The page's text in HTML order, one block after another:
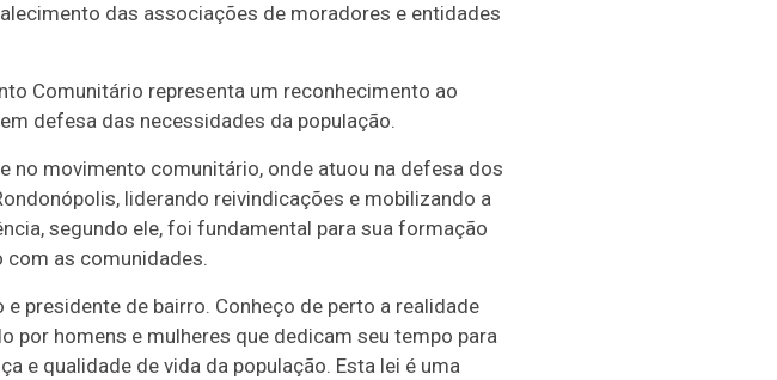
das associações de moradores e entidades
Comunitário representa um reconhecimento ao
defesa das necessidades da população.
no movimento comunitário, onde atuou na defesa dos
liderando reivindicações e mobilizando a
segundo ele, foi fundamental para sua formação
com as comunidades.
presidente de bairro. Conheço de perto a realidade
por homens e mulheres que dedicam seu tempo para
e qualidade de vida da população. Esta lei é uma